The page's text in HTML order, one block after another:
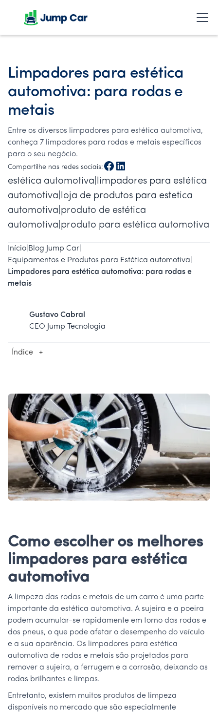
Limpadores para estética
automotiva: para rodas e
metais
Entre os diversos limpadores para estética automotiva,
conheça 7 limpadores para rodas e metais específicos
para o seu negócio.
Compartilhe nas redes sociais:
estética automotiva|limpadores para estética
automotiva|loja de produtos para estetica
automotiva|produto de estética
automotiva|produto para estética automotiva
Início Blog Jump Car
Equipamentos e Produtos para Estética automotiva
Limpadores para estética automotiva: para rodas e
metais
Gustavo Cabral
CEO Jump Tecnologia
Índice +
Como escolher os melhores
limpadores para estética
automotiva
A limpeza das rodas e metais de um carro é uma parte
importante da estética automotiva. A sujeira e a poeira
podem acumular-se rapidamente em torno das rodas e
dos pneus, o que pode afetar o desempenho do veículo
e a sua aparência. Os limpadores para estética
automotiva de rodas e metais são projetados para
remover a sujeira, a ferrugem e a corrosão, deixando as
rodas brilhantes e limpas.
Entretanto, existem muitos produtos de limpeza
disponíveis no mercado que são especialmente